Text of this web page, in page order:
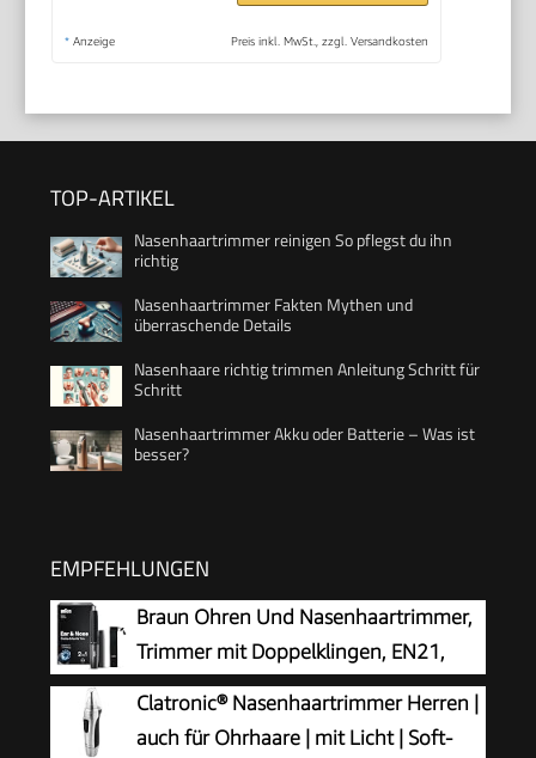
* Anzeige Preis inkl. MwSt., zzgl. Versandkosten
TOP-ARTIKEL
Nasenhaartrimmer reinigen So pflegst du ihn
richtig
Nasenhaartrimmer Fakten Mythen und
überraschende Details
Nasenhaare richtig trimmen Anleitung Schritt für
Schritt
Nasenhaartrimmer Akku oder Batterie – Was ist
besser?
EMPFEHLUNGEN
Braun Ohren Und Nasenhaartrimmer,
Trimmer mit Doppelklingen, EN21,
Grau
Clatronic® Nasenhaartrimmer Herren |
auch für Ohrhaare | mit Licht | Soft-